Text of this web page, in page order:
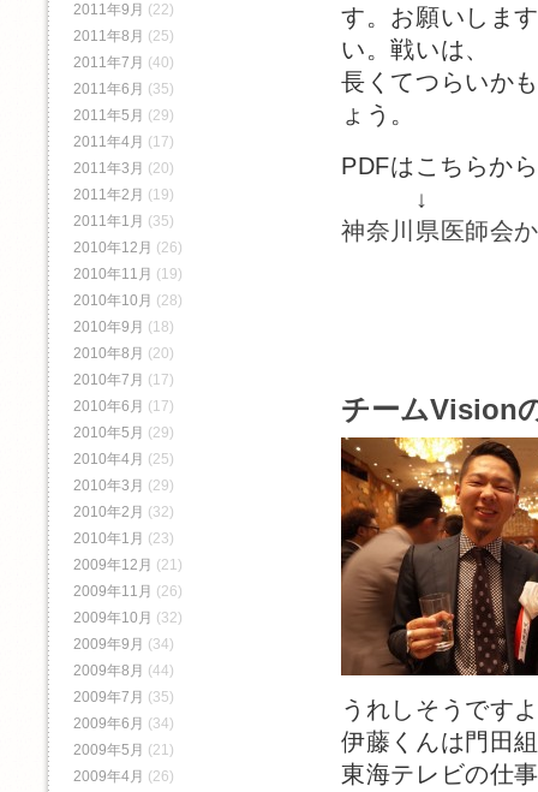
す。お願いしま
い。戦いは、
長くてつらいか
ょう。
PDFはこちらか
↓
神奈川県医師会
チームVision
うれしそうです
伊藤くんは門田
東海テレビの仕
2011年9月 (22)
2011年8月 (25)
2011年7月 (40)
2011年6月 (35)
2011年5月 (29)
2011年4月 (17)
2011年3月 (20)
2011年2月 (19)
2011年1月 (35)
2010年12月 (26)
2010年11月 (19)
2010年10月 (28)
2010年9月 (18)
2010年8月 (20)
2010年7月 (17)
2010年6月 (17)
2010年5月 (29)
2010年4月 (25)
2010年3月 (29)
2010年2月 (32)
2010年1月 (23)
2009年12月 (21)
2009年11月 (26)
2009年10月 (32)
2009年9月 (34)
2009年8月 (44)
2009年7月 (35)
2009年6月 (34)
2009年5月 (21)
2009年4月 (26)